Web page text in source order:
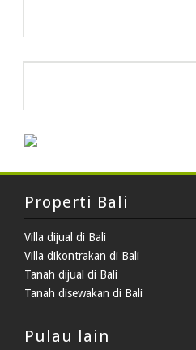
Properti Bali
Villa dijual di Bali
Villa dikontrakan di Bali
Tanah dijual di Bali
Tanah disewakan di Bali
Pulau lain